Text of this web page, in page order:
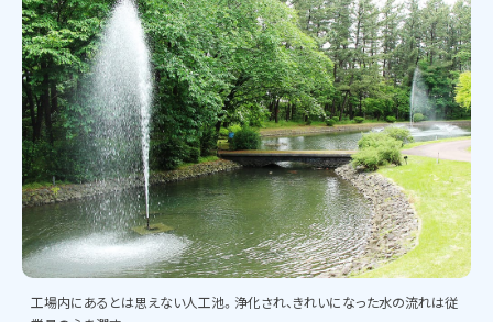
工場内にあるとは思えない人工池。浄化され、きれいになった水の流れは従